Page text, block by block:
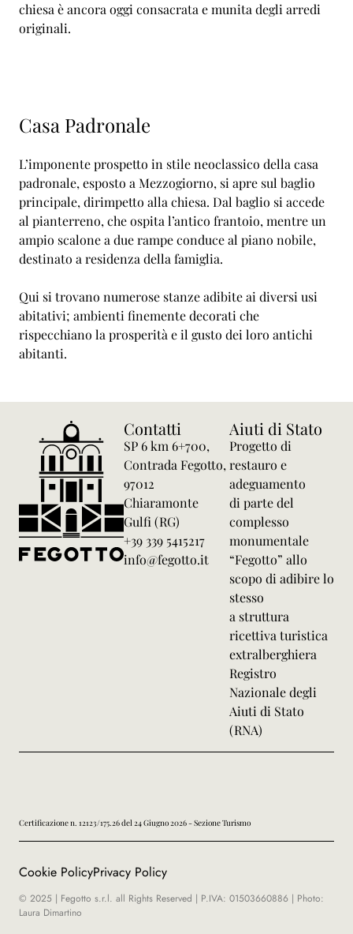
chiesa è ancora oggi consacrata e munita degli arredi
originali.
Casa Padronale
L’imponente prospetto in stile neoclassico della casa
padronale, esposto a Mezzogiorno, si apre sul baglio
principale, dirimpetto alla chiesa. Dal baglio si accede
al pianterreno, che ospita l’antico frantoio, mentre un
ampio scalone a due rampe conduce al piano nobile,
destinato a residenza della famiglia.
Qui si trovano numerose stanze adibite ai diversi usi
abitativi; ambienti finemente decorati che
rispecchiano la prosperità e il gusto dei loro antichi
abitanti.
Contatti
SP 6 km 6+700,
Contrada Fegotto,
97012
Chiaramonte
Gulfi (RG)
+39 339 5415217
info@fegotto.it
Aiuti di Stato
Progetto di
restauro e
adeguamento
di parte del
complesso
monumentale
“Fegotto” allo
scopo di adibire lo
stesso
a struttura
ricettiva turistica
extralberghiera
Registro
Nazionale degli
Aiuti di Stato
(RNA)
Certificazione n. 12123/175.26 del 24 Giugno 2026 - Sezione Turismo
Cookie PolicyPrivacy Policy
© 2025 | Fegotto s.r.l. all Rights Reserved | P.IVA: 01503660886 | Photo:
Laura Dimartino